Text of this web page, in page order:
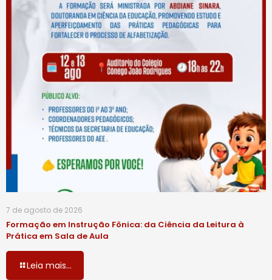
7 de agosto de 2026
Formação em Instrução Fônica: da Ciência da Leitura à
Prática em Sala de Aula
Leia mais...